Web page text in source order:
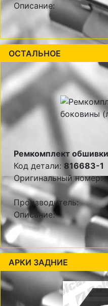
Описание:
ОСТАЛЬНОЕ
Ремкомплект
Код детали: 816683-1
Оригинальный номер:
Производитель:
Описание:
АРКИ ЗАДНИЕ